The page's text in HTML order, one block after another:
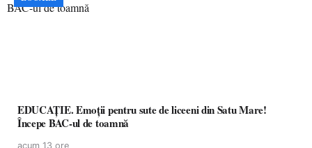
EDUCAȚIE. Emoții pentru sute de liceeni din Satu Mare!
Începe BAC-ul de toamnă
acum 13 ore